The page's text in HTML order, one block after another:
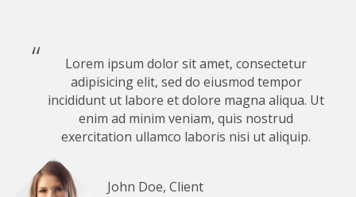
Lorem ipsum dolor sit amet, consectetur
adipisicing elit, sed do eiusmod tempor
incididunt ut labore et dolore magna aliqua. Ut
enim ad minim veniam, quis nostrud
exercitation ullamco laboris nisi ut aliquip.
John Doe, Client